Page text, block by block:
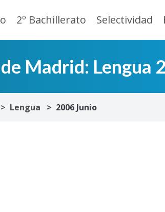
2º Bachillerato Selectividad
Madrid: Lengua
Lengua 2006 Junio